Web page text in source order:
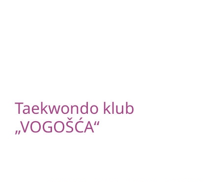
Taekwondo klub
„VOGOŠĆA“